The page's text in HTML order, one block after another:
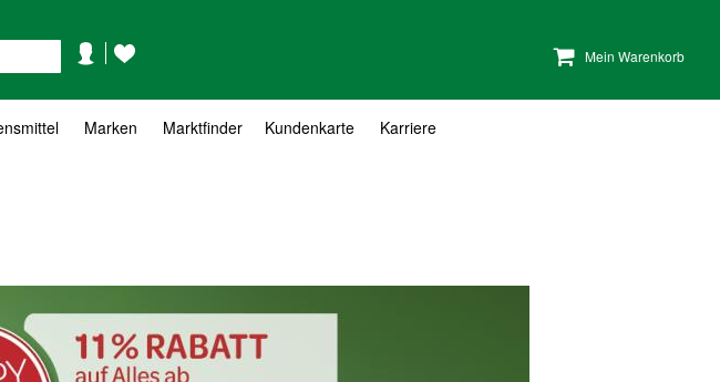
Mein Warenkorb
KontoWunschzettel
Marken Marktfinder Kundenkarte Karriere